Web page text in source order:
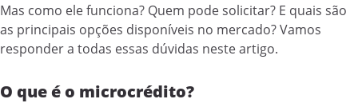
Mas como ele funciona? Quem pode solicitar? E quais são
as principais opções disponíveis no mercado? Vamos
responder a todas essas dúvidas neste artigo.
O que é o microcrédito?